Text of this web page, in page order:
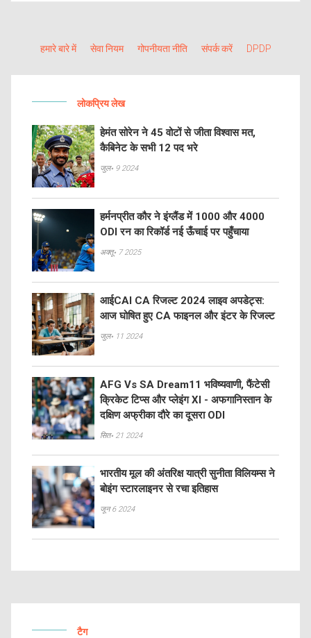
हमारे बारे में सेवा नियम गोपनीयता नीति संपर्क करें DPDP
लोकप्रिय लेख
हेमंत सोरेन ने 45 वोटों से जीता विश्वास मत,
कैबिनेट के सभी 12 पद भरे
जुल॰ 9 2024
हर्मनप्रीत कौर ने इंग्लैंड में 1000 और 4000
ODI रन का रिकॉर्ड नई ऊँचाई पर पहुँचाया
अक्तू॰ 7 2025
आईCAI CA रिजल्ट 2024 लाइव अपडेट्स:
आज घोषित हुए CA फाइनल और इंटर के रिजल्ट
जुल॰ 11 2024
AFG Vs SA Dream11 भविष्यवाणी, फैंटेसी
क्रिकेट टिप्स और प्लेइंग XI - अफगानिस्तान के
दक्षिण अफ्रीका दौरे का दूसरा ODI
सित॰ 21 2024
भारतीय मूल की अंतरिक्ष यात्री सुनीता विलियम्स ने
बोइंग स्टारलाइनर से रचा इतिहास
जून 6 2024
टैग